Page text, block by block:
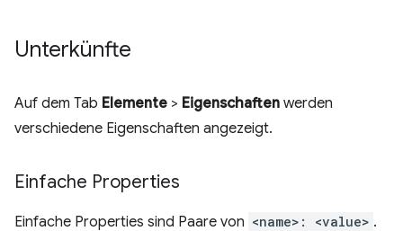
Unterkünfte
Auf dem Tab Elemente > Eigenschaften werden
verschiedene Eigenschaften angezeigt.
Einfache Properties
Einfache Properties sind Paare von <name>: <value> .